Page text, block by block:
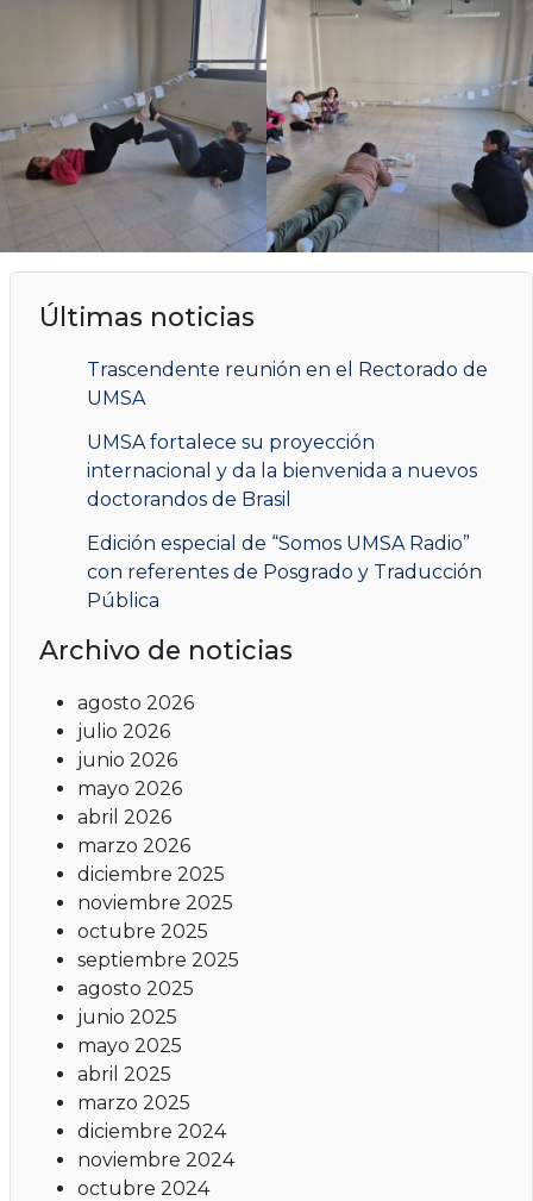
Últimas noticias
Trascendente reunión en el Rectorado de
UMSA
UMSA fortalece su proyección
internacional y da la bienvenida a nuevos
doctorandos de Brasil
Edición especial de “Somos UMSA Radio”
con referentes de Posgrado y Traducción
Pública
Archivo de noticias
agosto 2026
julio 2026
junio 2026
mayo 2026
abril 2026
marzo 2026
diciembre 2025
noviembre 2025
octubre 2025
septiembre 2025
agosto 2025
junio 2025
mayo 2025
abril 2025
marzo 2025
diciembre 2024
noviembre 2024
octubre 2024